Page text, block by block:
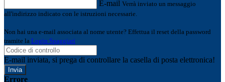
E-mail Verrà inviato un messaggio
all'indirizzo indicato con le istruzioni necessarie.
Non hai una e-mail associata al nome utente? Effettua il reset della password
tramite la Login Spaggiari
E-mail inviata, si prega di controllare la casella di posta elettronica!
Errore